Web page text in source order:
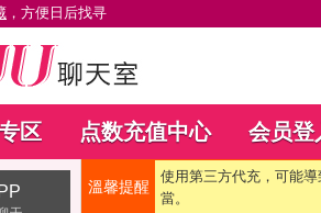
，方便日后找寻
区 点数充值中心 会员登
溫馨提醒
使用第三方代充，可能
當。